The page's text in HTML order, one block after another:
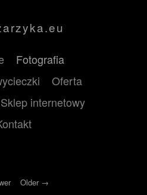
Fotografia
Oferta
Sklep internetowy
Older